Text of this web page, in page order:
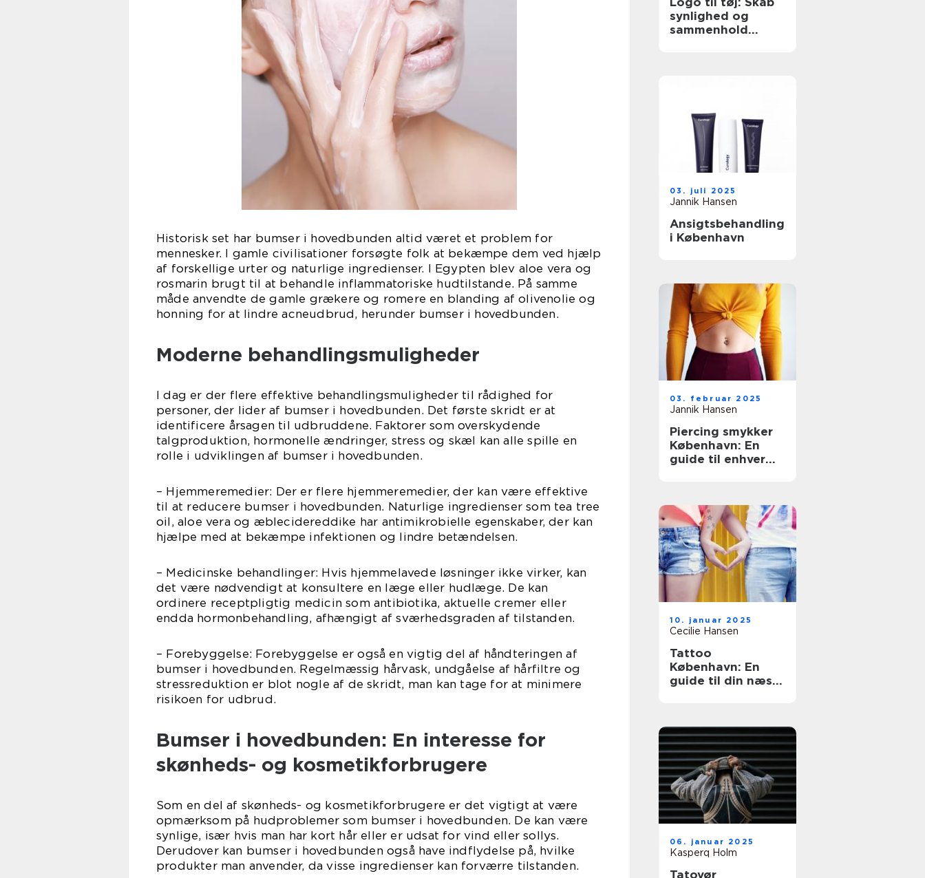
Historisk set har bumser i hovedbunden altid været et problem for
mennesker. I gamle civilisationer forsøgte folk at bekæmpe dem ved hjælp
af forskellige urter og naturlige ingredienser. I Egypten blev aloe vera og
rosmarin brugt til at behandle inflammatoriske hudtilstande. På samme
måde anvendte de gamle grækere og romere en blanding af olivenolie og
honning for at lindre acneudbrud, herunder bumser i hovedbunden.
Moderne behandlingsmuligheder
I dag er der flere effektive behandlingsmuligheder til rådighed for
personer, der lider af bumser i hovedbunden. Det første skridt er at
identificere årsagen til udbruddene. Faktorer som overskydende
talgproduktion, hormonelle ændringer, stress og skæl kan alle spille en
rolle i udviklingen af bumser i hovedbunden.
– Hjemmeremedier: Der er flere hjemmeremedier, der kan være effektive
til at reducere bumser i hovedbunden. Naturlige ingredienser som tea tree
oil, aloe vera og æblecidereddike har antimikrobielle egenskaber, der kan
hjælpe med at bekæmpe infektionen og lindre betændelsen.
– Medicinske behandlinger: Hvis hjemmelavede løsninger ikke virker, kan
det være nødvendigt at konsultere en læge eller hudlæge. De kan
ordinere receptpligtig medicin som antibiotika, aktuelle cremer eller
endda hormonbehandling, afhængigt af sværhedsgraden af tilstanden.
– Forebyggelse: Forebyggelse er også en vigtig del af håndteringen af
bumser i hovedbunden. Regelmæssig hårvask, undgåelse af hårfiltre og
stressreduktion er blot nogle af de skridt, man kan tage for at minimere
risikoen for udbrud.
Bumser i hovedbunden: En interesse for
skønheds- og kosmetikforbrugere
Som en del af skønheds- og kosmetikforbrugere er det vigtigt at være
opmærksom på hudproblemer som bumser i hovedbunden. De kan være
synlige, især hvis man har kort hår eller er udsat for vind eller sollys.
Derudover kan bumser i hovedbunden også have indflydelse på, hvilke
produkter man anvender, da visse ingredienser kan forværre tilstanden.
synlighed og
sammenhold
03. juli 2025
Jannik Hansen
Ansigtsbehandling
i København
03. februar 2025
Jannik Hansen
Piercing smykker
København: En
guide til enhver
10. januar 2025
Cecilie Hansen
Tattoo
København: En
guide til din næste
06. januar 2025
Kasperq Holm
Tatovør